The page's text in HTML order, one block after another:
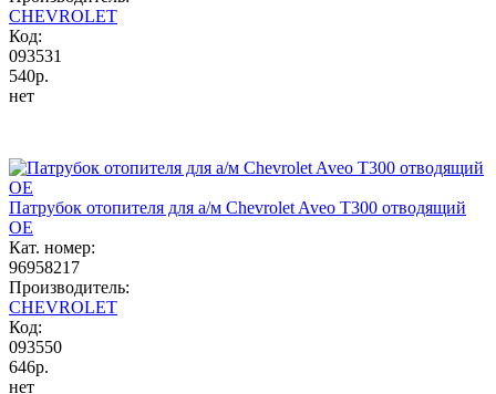
CHEVROLET
Код:
093531
540р.
нет
Патрубок отопителя для а/м Chevrolet Aveo Т300 отводящий
OE
Кат. номер:
96958217
Производитель:
CHEVROLET
Код:
093550
646р.
нет